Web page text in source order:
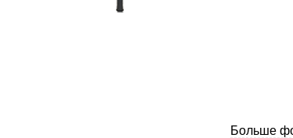
Больше